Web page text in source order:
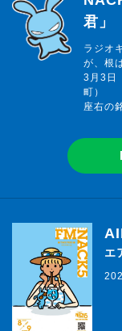
君」
ラジオ
が、根
3月3日
町）
座右の
エ